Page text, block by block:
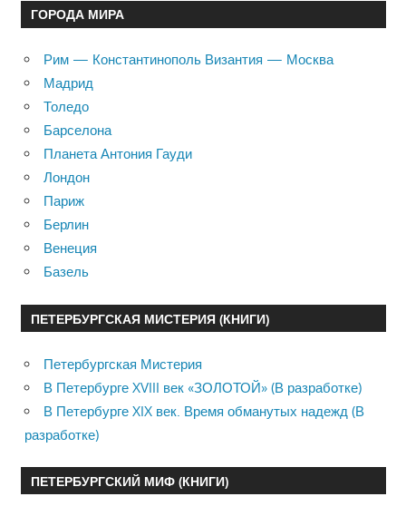
ГОРОДА МИРА
Рим — Константинополь Византия — Москва
Мадрид
Толедо
Барселона
Планета Антония Гауди
Лондон
Париж
Берлин
Венеция
Базель
ПЕТЕРБУРГСКАЯ МИСТЕРИЯ (КНИГИ)
Петербургская Мистерия
В Петербурге XVIII век «ЗОЛОТОЙ» (В разработке)
В Петербурге XIX век. Время обманутых надежд (В
разработке)
ПЕТЕРБУРГСКИЙ МИФ (КНИГИ)